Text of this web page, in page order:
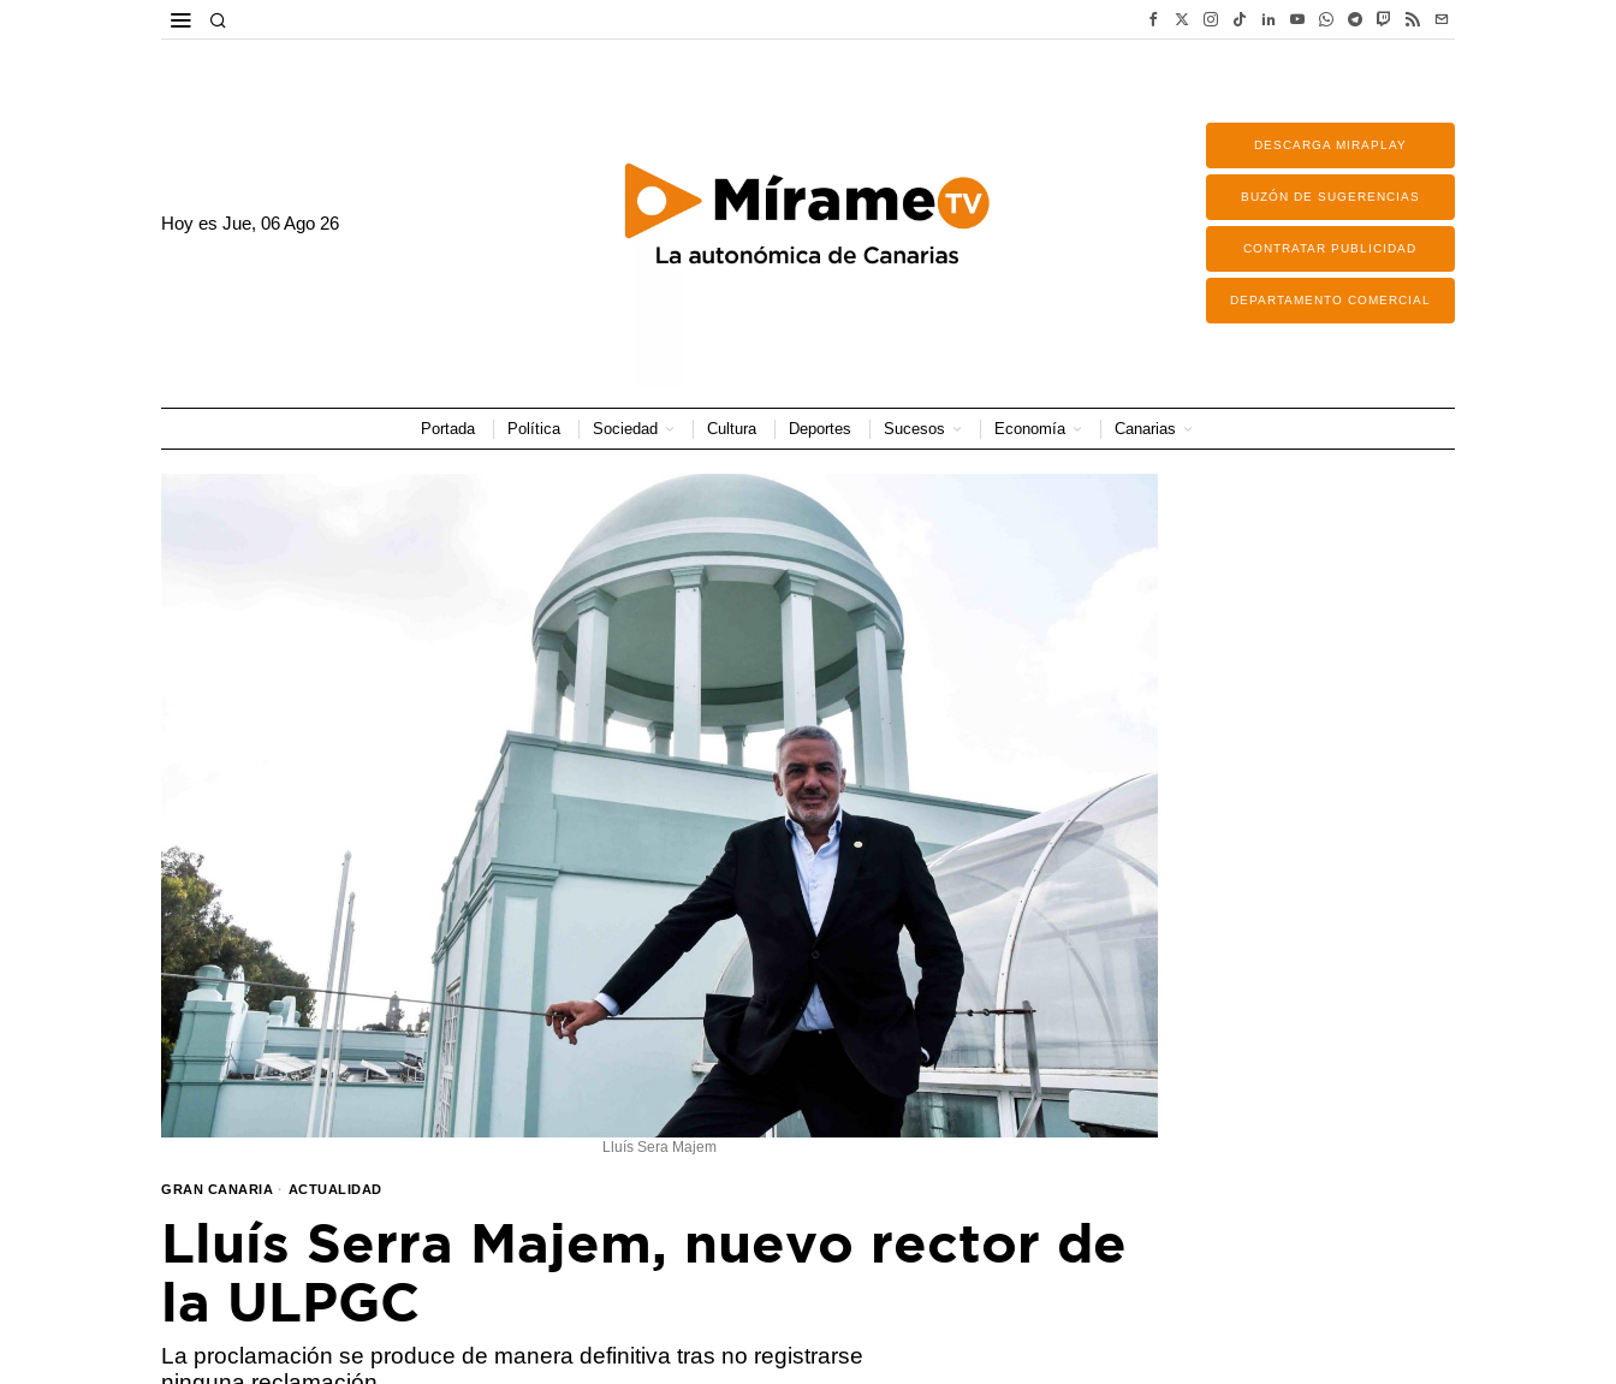
Hoy esJue, 06 Ago 26
DESCARGA MIRAPLAY
BUZÓN DE SUGERENCIAS
CONTRATAR PUBLICIDAD
DEPARTAMENTO COMERCIAL
Portada Política Sociedad Cultura Deportes Sucesos Economía Canarias
Lluís Sera Majem
GRAN CANARIA · ACTUALIDAD
Lluís Serra Majem, nuevo rector de
la ULPGC
La proclamación se produce de manera definitiva tras no registrarse